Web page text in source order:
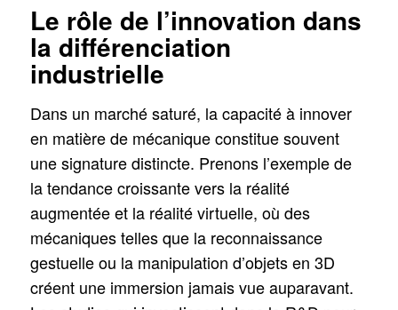
Le rôle de l’innovation dans
la différenciation
industrielle
Dans un marché saturé, la capacité à innover
en matière de mécanique constitue souvent
une signature distincte. Prenons l’exemple de
la tendance croissante vers la réalité
augmentée et la réalité virtuelle, où des
mécaniques telles que la reconnaissance
gestuelle ou la manipulation d’objets en 3D
créent une immersion jamais vue auparavant.